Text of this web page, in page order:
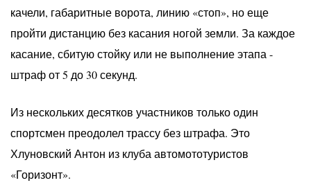
качели, габаритные ворота, линию «стоп», но еще
пройти дистанцию без касания ногой земли. За каждое
касание, сбитую стойку или не выполнение этапа -
штраф от 5 до 30 секунд.
Из нескольких десятков участников только один
спортсмен преодолел трассу без штрафа. Это
Хлуновский Антон из клуба автомототуристов
«Горизонт».